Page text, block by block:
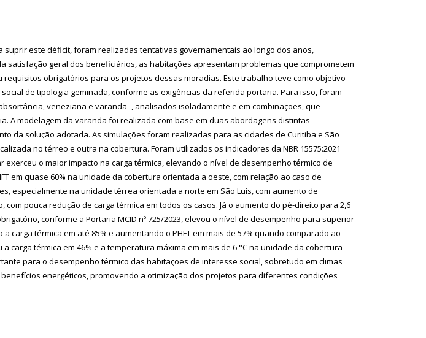
este déficit, foram realizadas tentativas governamentais ao longo dos anos,
satisfação geral dos beneficiários, as habitações apresentam problemas que comprometem
obrigatórios para os projetos dessas moradias. Este trabalho teve como objetivo
de tipologia geminada, conforme as exigências da referida portaria. Para isso, foram
veneziana e varanda -, analisados isoladamente e em combinações, que
A modelagem da varanda foi realizada com base em duas abordagens distintas
da solução adotada. As simulações foram realizadas para as cidades de Curitiba e São
no térreo e outra na cobertura. Foram utilizados os indicadores da NBR 15575:2021
o maior impacto na carga térmica, elevando o nível de desempenho térmico de
em quase 60% na unidade da cobertura orientada a oeste, com relação ao caso de
especialmente na unidade térrea orientada a norte em São Luís, com aumento de
pouca redução de carga térmica em todos os casos. Já o aumento do pé-direito para 2,6
conforme a Portaria MCID nº 725/2023, elevou o nível de desempenho para superior
térmica em até 85% e aumentando o PHFT em mais de 57% quando comparado ao
carga térmica em 46% e a temperatura máxima em mais de 6 °C na unidade da cobertura
para o desempenho térmico das habitações de interesse social, sobretudo em climas
energéticos, promovendo a otimização dos projetos para diferentes condições